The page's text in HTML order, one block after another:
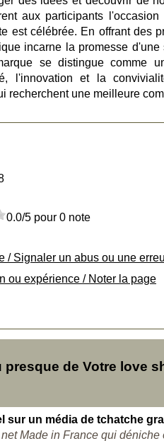
aux participants
est célébrée. En offrant des
incarne la promesse
se distingue comme
l'innovation et la
recherchent une meilleure
0.0/5 pour 0 note
/ Signaler un abus ou une
ou expérience / Noter la page
de Votre love
sur un média de tchatche
Made in France qui déniche